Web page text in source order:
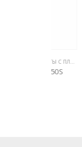
, НОЖИ
ВСЕ